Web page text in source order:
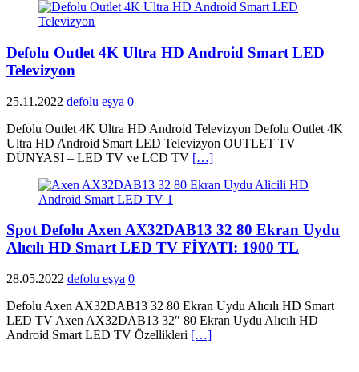
Defolu Outlet 4K Ultra HD Android Smart LED
Televizyon
25.11.2022 defolu eşya 0
Defolu Outlet 4K Ultra HD Android Televizyon Defolu Outlet 4K
Ultra HD Android Smart LED Televizyon OUTLET TV
DÜNYASI – LED TV ve LCD TV […]
Spot Defolu Axen AX32DAB13 32 80 Ekran Uydu
Alıcılı HD Smart LED TV FİYATI: 1900 TL
28.05.2022 defolu eşya 0
Defolu Axen AX32DAB13 32 80 Ekran Uydu Alıcılı HD Smart
LED TV Axen AX32DAB13 32″ 80 Ekran Uydu Alıcılı HD
Android Smart LED TV Özellikleri […]